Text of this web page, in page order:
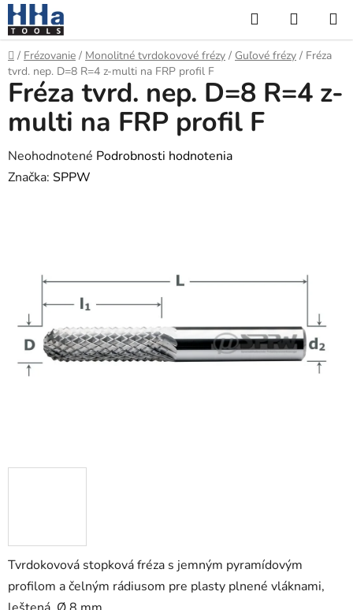
Prejsť
na
obsah
Hľadať
KOŠÍK
Domov
/ Frézovanie / Monolitné tvrdokovové frézy / Guľové frézy / Fréza
tvrd. nep. D=8 R=4 z-multi na FRP profil F
Tvrdokovová stopková fréza s jemným pyramídovým
profilom a čelným rádiusom pre plasty plnené vláknami,
Fréza tvrd. nep. D=8 R=4 z-
multi na FRP profil F
Priemerné
hodnotenie
hviezdičiek.
Neohodnotené Podrobnosti hodnotenia
Značka: SPPW